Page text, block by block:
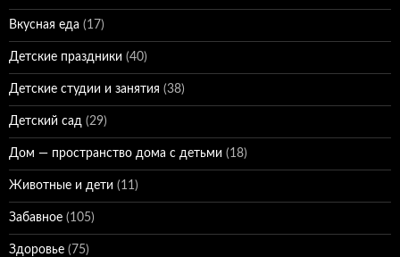
Вкусная еда (17)
Детские праздники (40)
Детские студии и занятия (38)
Детский сад (29)
Дом — пространство дома с детьми (18)
Животные и дети (11)
Забавное (105)
Здоровье (75)